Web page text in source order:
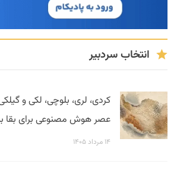
انتخاب سردبیر
کردی، لری، بلوچی، لکی و
عصر هوش مصنوعی برای بقا به
۱۴ مرداد ۱۴۰۵